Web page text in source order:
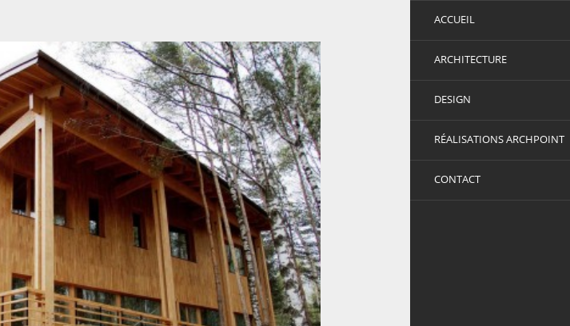
ACCUEIL
ARCHITECTURE
DESIGN
RÉALISATIONS ARCHPOINT
CONTACT